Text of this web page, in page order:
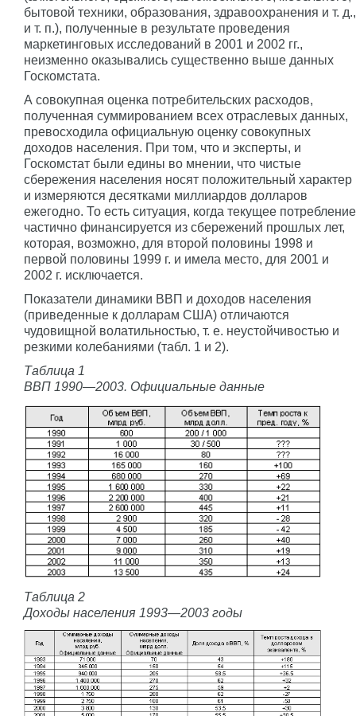
бытовой техники, образования, здравоохранения и т. д.,
и т. п.), полученные в результате проведения
маркетинговых исследований в 2001 и 2002 гг.,
неизменно оказывались существенно выше данных
Госкомстата.
А совокупная оценка потребительских расходов,
полученная суммированием всех отраслевых данных,
превосходила официальную оценку совокупных
доходов населения. При том, что и эксперты, и
Госкомстат были едины во мнении, что чистые
сбережения населения носят положительный характер
и измеряются десятками миллиардов долларов
ежегодно. То есть ситуация, когда текущее потребление
частично финансируется из сбережений прошлых лет,
которая, возможно, для второй половины 1998 и
первой половины 1999 г. и имела место, для 2001 и
2002 г. исключается.
Показатели динамики ВВП и доходов населения
(приведенные к долларам США) отличаются
чудовищной волатильностью, т. е. неустойчивостью и
резкими колебаниями (табл. 1 и 2).
Таблица 1
ВВП 1990—2003. Официальные данные
Таблица 2
Доходы населения 1993—2003 годы